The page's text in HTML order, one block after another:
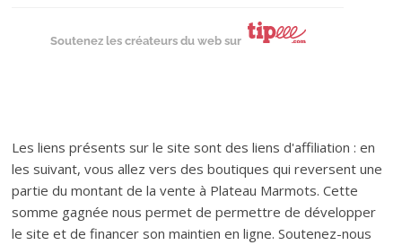
Soutenez les créateurs du web sur
Les liens présents sur le site sont des liens d'affiliation : en
les suivant, vous allez vers des boutiques qui reversent une
partie du montant de la vente à Plateau Marmots. Cette
somme gagnée nous permet de permettre de développer
le site et de financer son maintien en ligne. Soutenez-nous